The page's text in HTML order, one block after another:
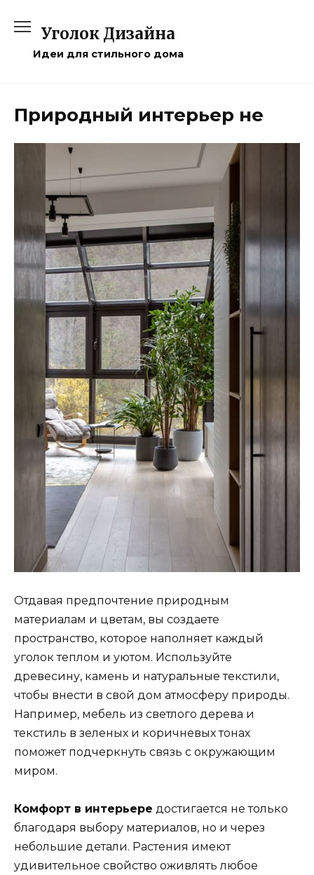
содержаниюУголок Дизайна
Идеи для стильного дома
Природный интерьер не
Отдавая предпочтение природным
материалам и цветам, вы создаете
пространство, которое наполняет каждый
уголок теплом и уютом. Используйте
древесину, камень и натуральные текстили,
чтобы внести в свой дом атмосферу природы.
Например, мебель из светлого дерева и
текстиль в зеленых и коричневых тонах
поможет подчеркнуть связь с окружающим
миром.
Комфорт в интерьере достигается не только
благодаря выбору материалов, но и через
небольшие детали. Растения имеют
удивительное свойство оживлять любое